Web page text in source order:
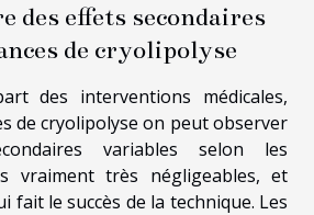
des effets secondaires
de cryolipolyse
des interventions médicales,
de cryolipolyse on peut observer
variables selon les
vraiment très négligeables, et
fait le succès de la technique. Les